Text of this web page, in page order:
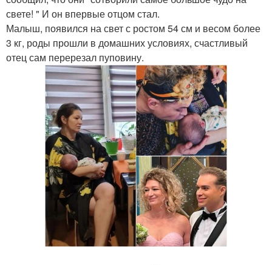
свете! " И он впервые отцом стал.
Малыш, появился на свет с ростом 54 см и весом более
3 кг, роды прошли в домашних условиях, счастливый
отец сам перерезал пуповину.